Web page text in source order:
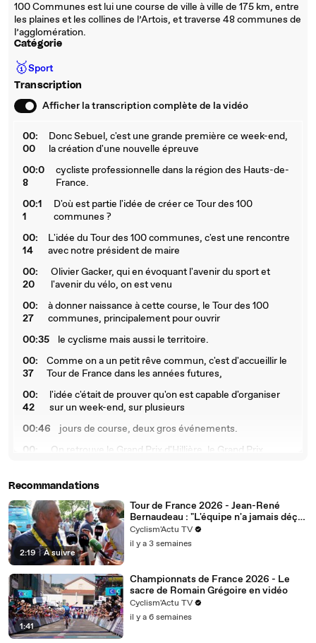
100 Communes est lui une course de ville à ville de 175 km, entre
les plaines et les collines de l’Artois, et traverse 48 communes de
l’agglomération.
Catégorie
🥇Sport
Transcription
Afficher la transcription complète de la vidéo
00:
00
Donc Sebuel, c'est une grande première ce week-end,
la création d'une nouvelle épreuve
00:0
8
cycliste professionnelle dans la région des Hauts-de-
France.
00:1
1
D'où est partie l'idée de créer ce Tour des 100
communes ?
00:
14
L'idée du Tour des 100 communes, c'est une rencontre
avec notre président de maire
00:
20
Olivier Gacker, qui en évoquant l'avenir du sport et
l'avenir du vélo, on est venu
00:
27
à donner naissance à cette course, le Tour des 100
communes, principalement pour ouvrir
00:35
le cyclisme mais aussi le territoire.
00:
37
Comme on a un petit rêve commun, c'est d'accueillir le
Tour de France dans les années futures,
00:
42
l'idée c'était de prouver qu'on est capable d'organiser
sur un week-end, sur plusieurs
00:46
jours de course, deux gros événements.
00:
On retrouve le Grand Prix d'Hillière, le Grand Prix
00:
on va pouvoir compter sur le Tour des 100 communes
00:57
de la saison le 4 mars prochain.
00:
58
Ce qui est intéressant, alors effectivement l'Hillière ne
sera plus l'épreuve d'ouverture
01:0
2
dans les Hauts-de-France, c'est de créer un week-end
d'ouverture.
01:
06
C'est intéressant à plusieurs points de vue, c'est-à-dire
que ça permet d'avoir
Recommandations
2:19 | À suivre
Tour de France 2026 - Jean-René
Bernaudeau : "L'équipe n'a jamais déçu
le Tour de France"
Cyclism'Actu TV
il y a 3 semaines
1:41
Championnats de France 2026 - Le
sacre de Romain Grégoire en vidéo
Cyclism'Actu TV
il y a 6 semaines